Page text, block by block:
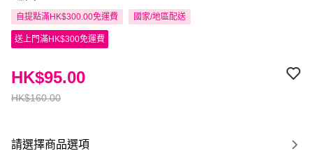
自提點滿HK$300.00免運費 國家/地區配送
送上門滿HK$300免運費
HK$160.00
HK$95.00
請選擇商品選項